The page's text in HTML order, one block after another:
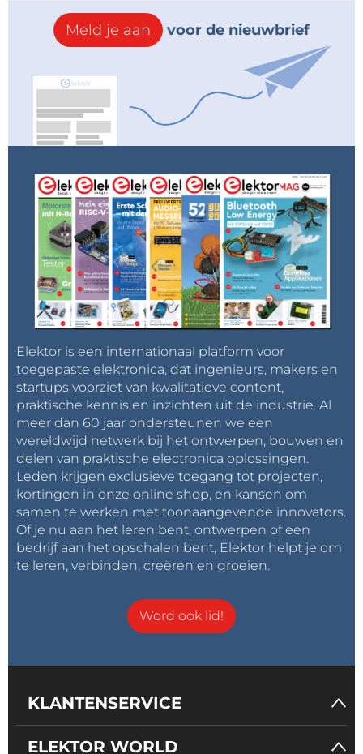
Meld je aan voor de nieuwbrief
Elektor is een internationaal platform voor
toegepaste elektronica, dat ingenieurs, makers en
startups voorziet van kwalitatieve content,
praktische kennis en inzichten uit de industrie. Al
meer dan 60 jaar ondersteunen we een
wereldwijd netwerk bij het ontwerpen, bouwen en
delen van praktische electronica oplossingen.
Leden krijgen exclusieve toegang tot projecten,
kortingen in onze online shop, en kansen om
samen te werken met toonaangevende innovators.
Of je nu aan het leren bent, ontwerpen of een
bedrijf aan het opschalen bent, Elektor helpt je om
te leren, verbinden, creëren en groeien.
Word ook lid!
KLANTENSERVICE
ELEKTOR WORLD